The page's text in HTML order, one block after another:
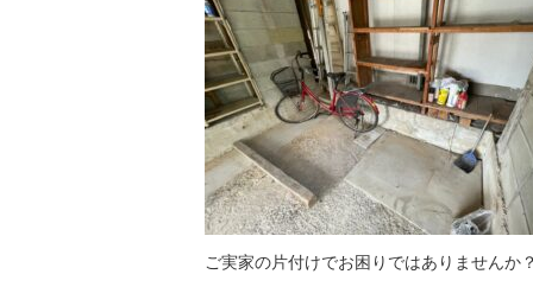
ご実家の片付けでお困りではありませんか